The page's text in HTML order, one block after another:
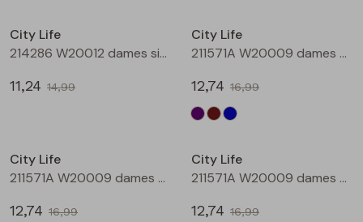
City Life
214286 W20012 dames singlet Petrol
11,24 14,99
City Life
211571A W20009 dames T-shirt km Aubergine
12,74 16,99
City Life
211571A W20009 dames T-shirt km Bruin
12,74 16,99
City Life
211571A W20009 dames T-shirt km Petrol
12,74 16,99